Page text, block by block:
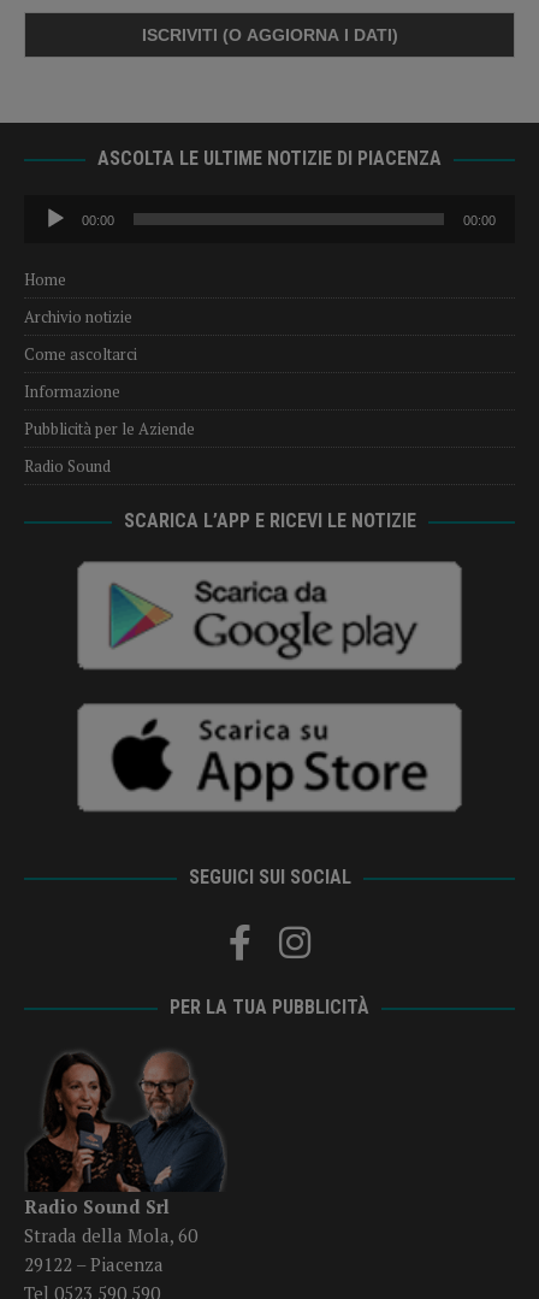
ASCOLTA LE ULTIME NOTIZIE DI PIACENZA
Audio
Player
00:00 00:00
Home
Archivio notizie
Come ascoltarci
Informazione
Pubblicità per le Aziende
Radio Sound
SCARICA L’APP E RICEVI LE NOTIZIE
SEGUICI SUI SOCIAL
PER LA TUA PUBBLICITÀ
Radio Sound Srl
Strada della Mola, 60
29122 – Piacenza
Tel 0523 590 590